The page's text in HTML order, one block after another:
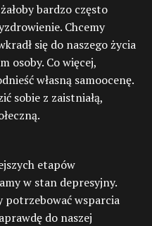
bardzo często
Chcemy
się do naszego życia
osoby. Co więcej,
własną samoocenę.
sobie z zaistniałą,
etapów
w stan depresyjny.
potrzebować wsparcia
do naszej